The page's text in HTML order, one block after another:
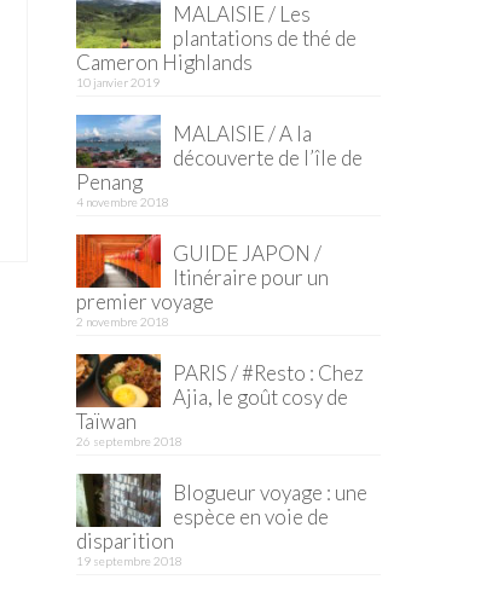
MALAISIE / Les
plantations de thé de
Cameron Highlands
10 janvier 2019
MALAISIE / A la
découverte de l’île de
Penang
4 novembre 2018
GUIDE JAPON /
Itinéraire pour un
premier voyage
2 novembre 2018
PARIS / #Resto : Chez
Ajia, le goût cosy de
Taïwan
26 septembre 2018
Blogueur voyage : une
espèce en voie de
disparition
19 septembre 2018